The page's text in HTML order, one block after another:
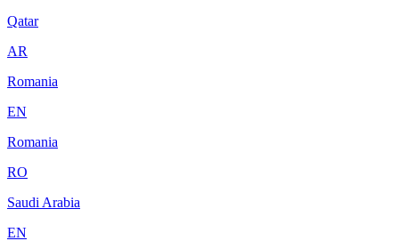
Qatar
AR
Romania
EN
Romania
RO
Saudi Arabia
EN